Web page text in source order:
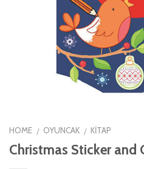
HOME / OYUNCAK / KITAP
Christmas Sticker and